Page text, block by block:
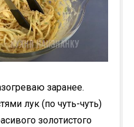
заранее.
лук (по чуть-чуть)
золотистого